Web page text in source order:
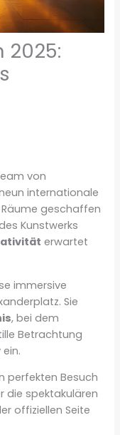
2025:
von
internationale
geschaffen
Kunstwerks
erwartet
immersive
Sie
, bei dem
Betrachtung
perfekten Besuch
die spektakulären
offiziellen Seite